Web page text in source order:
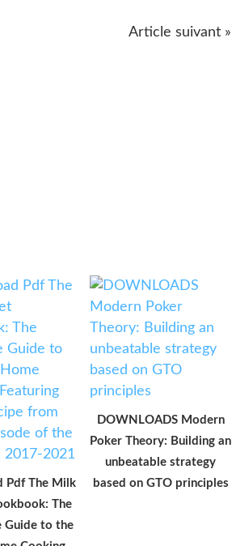
Article suivant »
Pdf The Milk
The
Guide to the
DOWNLOADS Modern
Poker Theory: Building an
unbeatable strategy
based on GTO principles